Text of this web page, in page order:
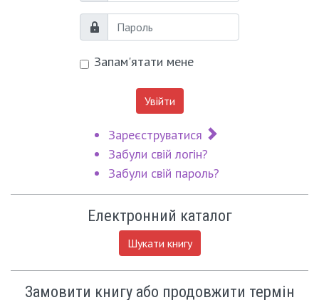
Пароль
Запам'ятати мене
Увійти
Зареєструватися
Забули свій логін?
Забули свій пароль?
Електронний каталог
Шукати книгу
Замовити книгу або продовжити термін